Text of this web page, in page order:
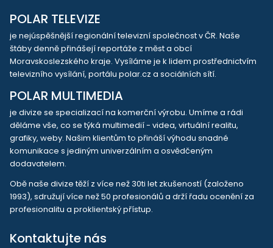
POLAR TELEVIZE
je nejúspěšnější regionální televizní společnost v ČR. Naše
štáby denně přinášejí reportáže z měst a obcí
Moravskoslezského kraje. Vysíláme je k lidem prostřednictvím
televizního vysílání, portálu polar.cz a sociálních sítí.
POLAR MULTIMEDIA
je divize se specializací na komerční výrobu. Umíme a rádi
děláme vše, co se týká multimedií - videa, virtuální realitu,
grafiky, weby. Našim klientům to přináší výhodu snadné
komunikace s jediným univerzálním a osvědčeným
dodavatelem.
Obě naše divize těží z více než 30ti let zkušeností (založeno
1993), sdružují více než 50 profesionálů a drží řadu ocenění za
profesionalitu a proklientský přístup.
Kontaktujte nás